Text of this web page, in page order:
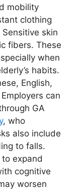
mobility
clothing
skin
fibers. These
when
habits.
English,
can
GA
, who
also include
to falls.
expand
cognitive
worsen